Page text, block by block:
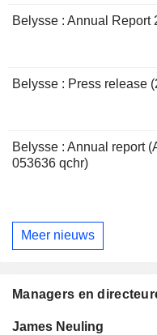
Belysse : Annual Report
Belysse : Press release
Belysse : Annual report
053636 qchr)
Meer nieuws
Managers en
Bedrijfsleider Titel
James Neuling